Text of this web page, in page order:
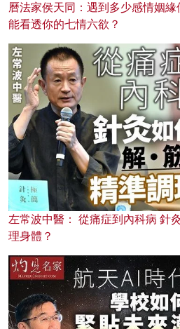
曆法家侯天同：遇到多少感情姻
能看透你的七情六欲？
左常波中醫： 從痛症到內科病 針
理身體？